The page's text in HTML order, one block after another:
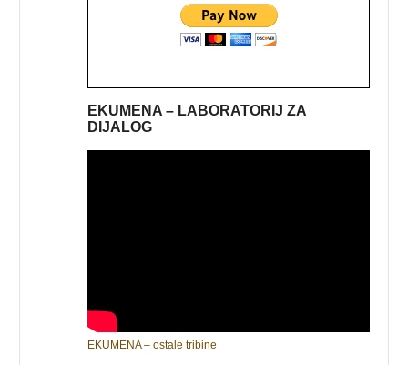
EKUMENA – LABORATORIJ ZA
DIJALOG
EKUMENA – ostale tribine